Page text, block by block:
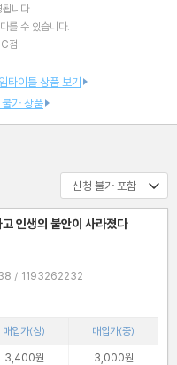
니다.
를 수 있습니다.
점
타이틀 상품 보기
가 상품
인생의 불안이 사라졌다
ISBN : 9791193262238 / 1193262232
매입가(상)
매입가(중)
3,400원 3,000원